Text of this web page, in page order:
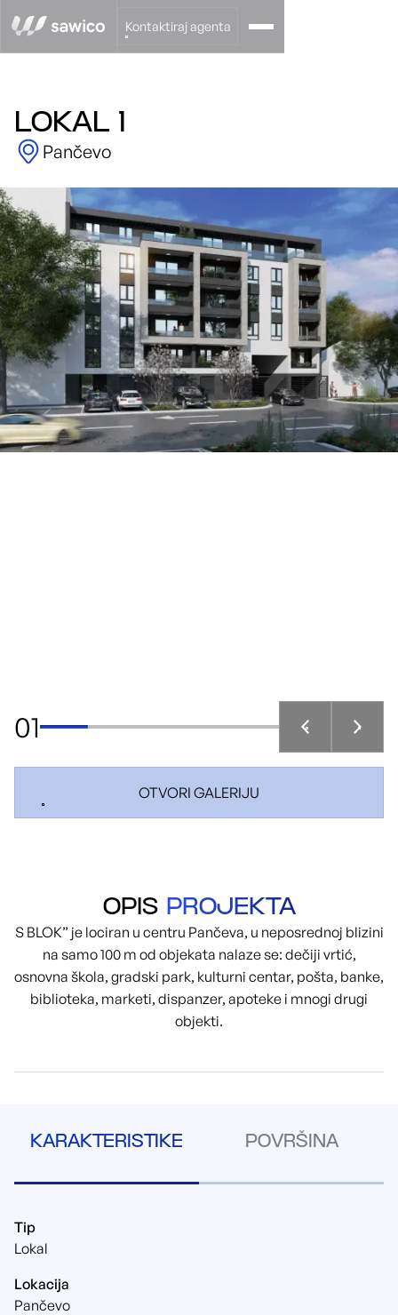
Kontaktiraj agenta
LOKAL 1
Pančevo
01
OTVORI GALERIJU
OPIS PROJEKTA
S BLOK” je lociran u centru Pančeva, u neposrednoj blizini
na samo 100 m od objekata nalaze se: dečiji vrtić,
osnovna škola, gradski park, kulturni centar, pošta, banke,
biblioteka, marketi, dispanzer, apoteke i mnogi drugi
objekti.
KARAKTERISTIKE POVRŠINA
Tip
Lokal
Lokacija
Pančevo